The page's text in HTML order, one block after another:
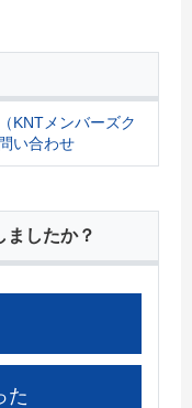
KNTメンバーズク
い合わせ
ましたか？
た